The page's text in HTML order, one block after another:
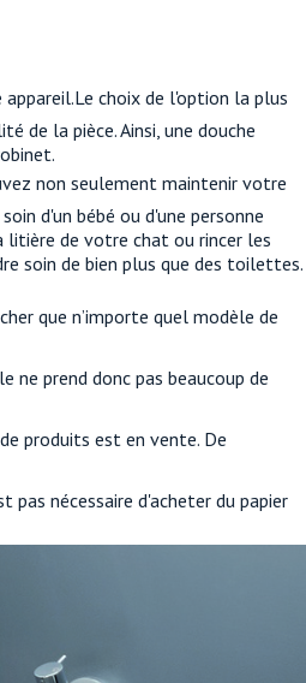
choix de l'option la plus
de la pièce. Ainsi, une douche
non seulement maintenir votre
d'un bébé ou d'une personne
litière de votre chat ou rincer les
soin de bien plus que des toilettes.
que n’importe quel modèle de
ne prend donc pas beaucoup de
produits est en vente. De
pas nécessaire d'acheter du papier